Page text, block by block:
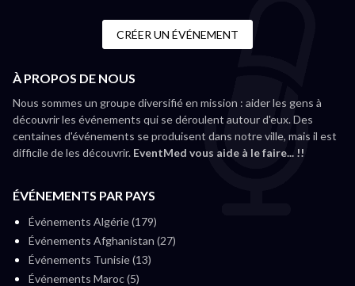
CRÉER UN ÉVÉNEMENT
À PROPOS DE NOUS
Nous sommes un groupe diversifié en mission : aider les gens à
découvrir les événements qui se déroulent autour d'eux. Des
centaines d'événements se produisent dans notre ville, mais il est
difficile de les découvrir. EventMed vous aide à le faire... !!
ÉVÉNEMENTS PAR PAYS
Événements Algérie (179)
Événements Afghanistan (27)
Événements Tunisie (13)
Événements Maroc (5)